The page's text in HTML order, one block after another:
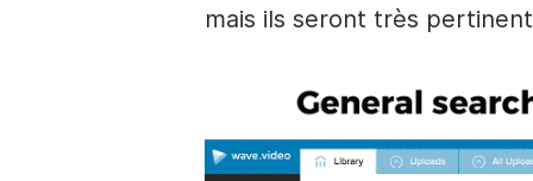
mais ils seront très